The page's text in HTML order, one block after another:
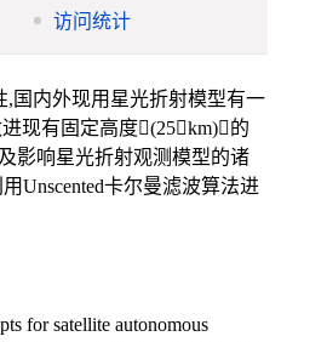
访问统计
国内外现用星光折射模型有一
现有固定高度(25km)的
影响星光折射观测模型的诸
Unscented卡尔曼滤波算法进
for satellite autonomous